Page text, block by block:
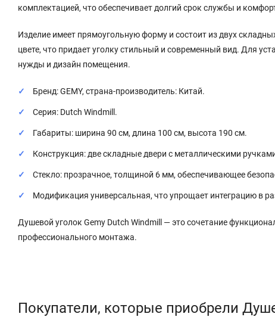
комплектацией, что обеспечивает долгий срок службы и
Изделие имеет прямоугольную форму и состоит из двух
цвете, что придает уголку стильный и современный вид. Для
нужды и дизайн помещения.
Бренд: GEMY, страна-производитель: Китай.
Серия: Dutch Windmill.
Габариты: ширина 90 см, длина 100 см, высота 190 см.
Конструкция: две складные двери с металлическими
Стекло: прозрачное, толщиной 6 мм, обеспечивающее
Модификация универсальная, что упрощает интеграцию в
Душевой уголок Gemy Dutch Windmill — это сочетание
профессионального монтажа.
Покупатели, которые приобрели